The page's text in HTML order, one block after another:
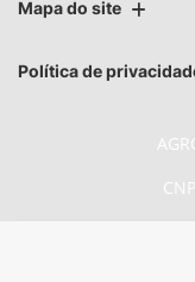
Mapa do site
Política de